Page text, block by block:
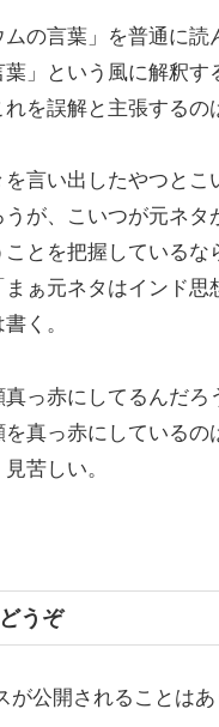
ムの言葉」を普通に読
葉」という風に解釈す
を誤解と主張するの
言い出したやつとこ
うが、こいつが元ネタ
ことを把握しているな
まぁ元ネタはインド思
く。
真っ赤にしてるんだろ
を真っ赤にしているの
苦しい。
うぞ
が公開されることはあ